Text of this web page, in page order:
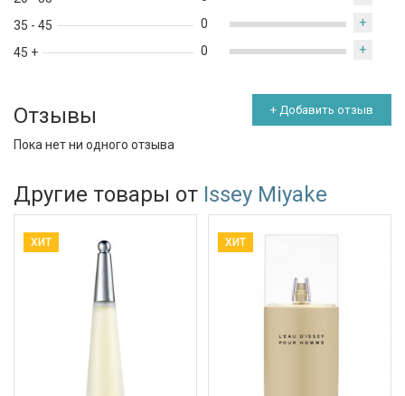
35 - 45
45 +
0 +
0 +
Отзывы + Добавить отзыв
Пока нет ни одного отзыва
Другие товары от Issey Miyake
ХИТ ХИТ